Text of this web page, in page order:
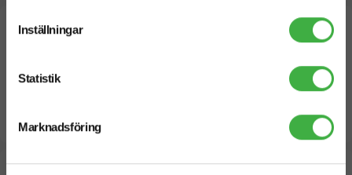
Inställningar
Statistik
Marknadsföring